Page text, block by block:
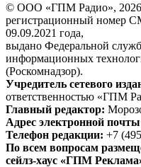
© ООО «ГПМ Радио», 2026.
регистрационный номер
09.09.2021 года,
выдано Федеральной
информационных
(Роскомнадзор).
Учредитель сетевого
ответственностью «ГПМ
Главный редактор:
Адрес электронной
Телефон редакции: +7
По всем вопросам
сейлз-хаус «ГПМ